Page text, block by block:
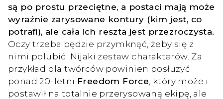
są po prostu przeciętne, a postaci mają może
wyraźnie zarysowane kontury (kim jest, co
potrafi), ale cała ich reszta jest przezroczysta.
Oczy trzeba będzie przymknąć, żeby się z
nimi polubić. Nijaki zestaw charakterów. Za
przykład dla twórców powinien posłużyć
ponad 20-letni Freedom Force , który może i
postawił na totalnie przerysowaną ekipę, ale